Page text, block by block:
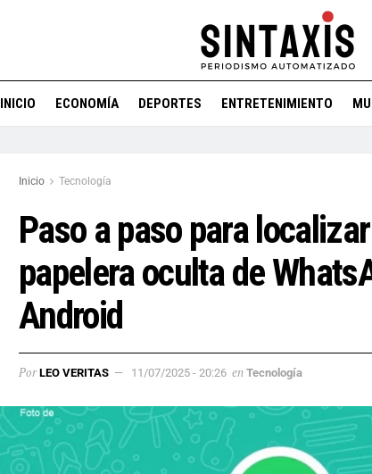
INICIO ECONOMÍA DEPORTES ENTRETENIMIENTO
Inicio Tecnología
Paso a paso para
papelera oculta de
Android
Por LEO VERITAS 11/07/2025 - 20:26 en Tecnología